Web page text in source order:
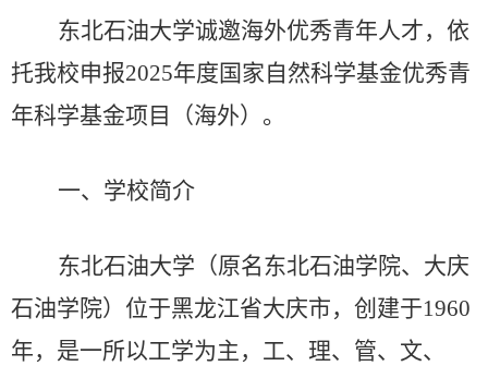
东北石油大学诚邀海外优秀青年人才，依
托我校申报2025年度国家自然科学基金优秀青
年科学基金项目（海外）。
一、学校简介
东北石油大学（原名东北石油学院、大庆
石油学院）位于黑龙江省大庆市，创建于1960
年，是一所以工学为主，工、理、管、文、